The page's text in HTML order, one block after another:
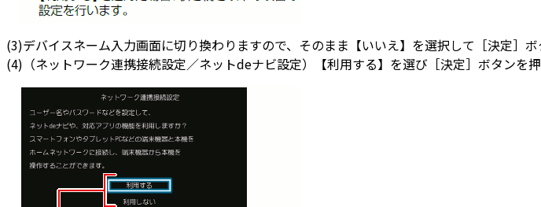
(3)デバイスネーム入力画面に切り換わりますので、そのまま【いいえ】を選択して［決定］ボ
(4)（ネットワーク連携接続設定／ネットdeナビ設定）【利用する】を選び［決定］ボタンを押